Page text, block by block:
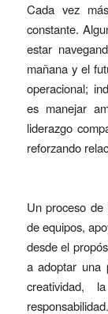
Cada vez
constante.
estar
mañana y el
operacional;
es manejar
liderazgo
reforzando
Un proceso
de equipos,
desde el
a adoptar una
creatividad,